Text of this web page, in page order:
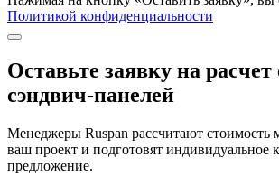
Политикой конфиденциальности
Оставьте заявку на
сэндвич-панелей
Менеджеры Ruspan рассчитают стоимость
ваш проект и подготовят индивидуальное
предложение.